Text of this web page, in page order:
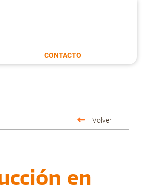
CONTACTO
Volver
en